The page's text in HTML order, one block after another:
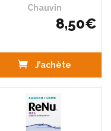
Chauvin
8,50€
J’achète